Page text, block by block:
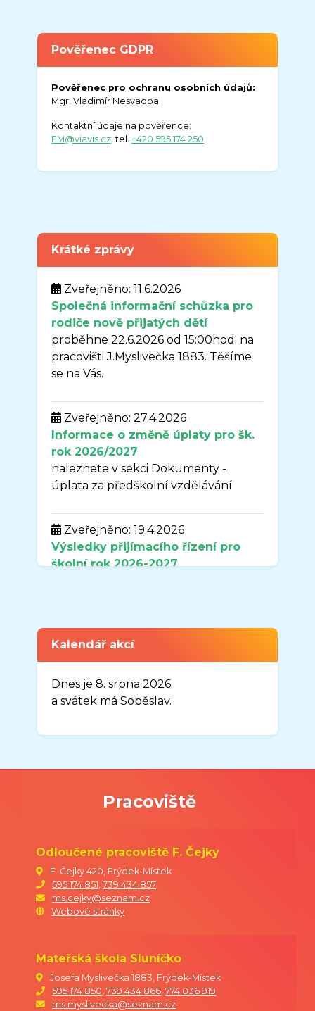
Pověřenec GDPR
Pověřenec pro ochranu osobních údajů:
Mgr. Vladimír Nesvadba
Kontaktní údaje na pověřence:
FM@viavis.cz; tel.+420 595 174 250
Krátké zprávy
Zveřejněno: 11.6.2026
Společná informační schůzka pro
rodiče nově přijatých dětí
proběhne 22.6.2026 od 15:00hod. na
pracovišti J.Myslivečka 1883. Těšíme
se na Vás.
Zveřejněno: 27.4.2026
Informace o změně úplaty pro šk.
rok 2026/2027
naleznete v sekci Dokumenty -
úplata za předškolní vzdělávání
Zveřejněno: 19.4.2026
Výsledky přijímacího řízení pro
školní rok2026-2027
Zveřejněno: 7.4.2026
Uzavření organizace MŠ Sluníčko v
době od 3.8.2026-31.8.2026
oznamuji Vám, že organizace MŠ
zahájen v úterý 01. 09. 2026.
Bc. Gabriela Říhová
ředitelka MŠ
Kalendář akcí
Dnes je 8. srpna 2026
a svátek má Soběslav.
Pracoviště
Odloučené pracoviště F. Čejky
F. Čejky 420, Frýdek-Místek
595 174 851 ,739 434 857
ms.cejky@seznam.cz
Webové stránky
Mateřská škola Sluníčko
Josefa Myslivečka 1883, Frýdek-Místek
595 174 850 ,739 434 866 ,774 036 919
ms.myslivecka@seznam.cz